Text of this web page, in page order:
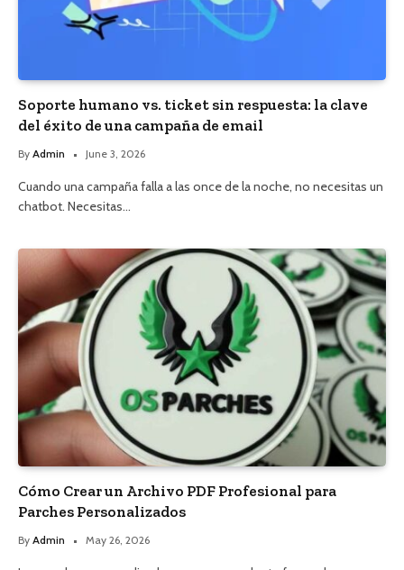
Soporte humano vs. ticket sin respuesta: la clave
del éxito de una campaña de email
By Admin June 3, 2026
Cuando una campaña falla a las once de la noche, no necesitas un
chatbot. Necesitas…
Cómo Crear un Archivo PDF Profesional para
Parches Personalizados
By Admin May 26, 2026